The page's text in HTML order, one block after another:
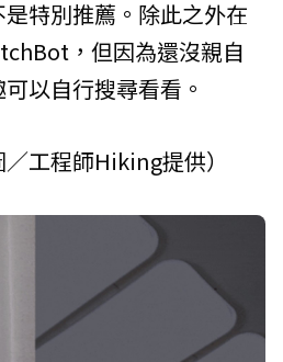
特別推薦。除此之外在
，但因為還沒親自
以自行搜尋看看。
工程師Hiking提供）